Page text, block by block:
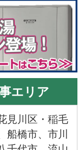
エリア
見川区 ・ 稲毛
船橋市、 市川